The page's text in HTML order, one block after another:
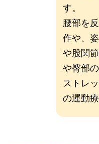
す。
腰部を
作や、
や股関
や臀部
ストレ
の運動